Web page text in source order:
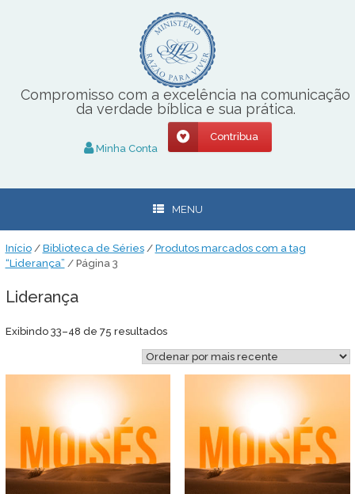
Compromisso com a excelência na comunicação
da verdade bíblica e sua prática.
Minha Conta
Contribua
MENU
Início/ Biblioteca de Séries/ Produtos marcados com a tag
“Liderança” / Página 3
Liderança
Exibindo 33–48 de 75 resultadosClassificado
mais
recente